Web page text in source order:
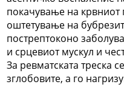
покачување на крвниот
оштетување на
пострептоконо
и срцевиот мускул и
За ревматската треска
зглобовите, а го